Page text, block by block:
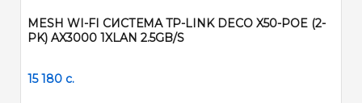
MESH WI-FI СИСТЕМА TP-LINK DECO X50-POE (2-
PK) AX3000 1XLAN 2.5GB/S
15 180 c.